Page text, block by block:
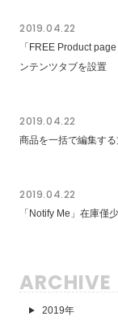
2019.04.22
「FREE Product
ンテンツタブを設置
2019.04.22
商品を一括で編集す
2019.04.22
「Notify Me」在庫僅
ARCHIVE
2019年